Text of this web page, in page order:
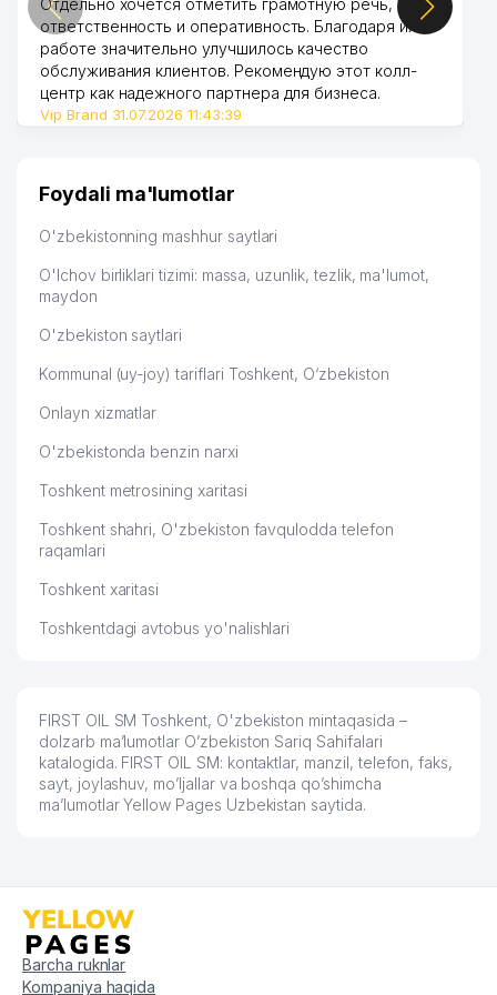
51 O'ZKOMMUNENERGOSOZLASH AJ 393 м
52 IPAK TRAVEL HOTEL MChJ
53
XONADON VA TASHKILOT
TELEFONLAR XAQIDA MA'LUMOT
DORI-DARMON DORIXONA №10 AK
TOSHKENT SHAHRI TASHKILOT
TELEFONLARI HAQIDA MA'LUMOT
BYUROSI
57
BYUROSI
58 TRAVEL SYSTEM MChJ
61 XXI CENTURY PACKAGING MChJ
62 ABM INNOVATSIYA INVEST MChJ
63 HILOLA MChJ
65 HELLO ASIA TOUR MChJ 424 м
66
FIBROBETON ARXITEKT SERVIS
MChJ
69 ORDAMED MChJ
70
GRANDLUXTUR XUSUSIY
KORXONASI
Отдельно хочется отметить грамотную речь,
ответственность и оперативность. Благодаря их
работе значительно улучшилось качество
обслуживания клиентов. Рекомендую этот колл-
центр как надежного партнера для бизнеса.
Vip Brand 31.07.2026 11:43:39
Foydali ma'lumotlar
O'zbekistonning mashhur saytlari
O'lchov birliklari tizimi: massa, uzunlik, tezlik, ma'lumot,
maydon
O'zbekiston saytlari
Kommunal (uy-joy) tariflari Toshkent, O‘zbekiston
Onlayn xizmatlar
O'zbekistonda benzin narxi
Toshkent metrosining xaritasi
Toshkent shahri, O'zbekiston favqulodda telefon
raqamlari
Toshkent xaritasi
Toshkentdagi avtobus yo'nalishlari
FIRST OIL SM Toshkent, O'zbekiston mintaqasida –
dolzarb ma’lumotlar O’zbekiston Sariq Sahifalari
katalogida. FIRST OIL SM: kontaktlar, manzil, telefon, faks,
sayt, joylashuv, mo’ljallar va boshqa qo’shimcha
ma’lumotlar Yellow Pages Uzbekistan saytida.
Barcha ruknlar
Kompaniya haqida